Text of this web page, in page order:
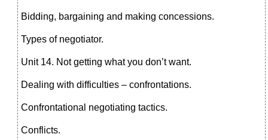
Bidding, bargaining and making concessions.
Types of negotiator.
Unit 14. Not getting what you don’t want.
Dealing with difficulties – confrontations.
Confrontational negotiating tactics.
Conflicts.